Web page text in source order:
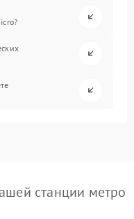
станции метро